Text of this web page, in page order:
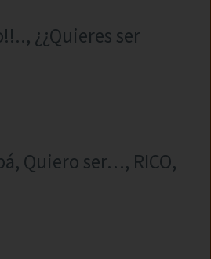
¿¿Quieres ser
Quiero ser…, RICO,